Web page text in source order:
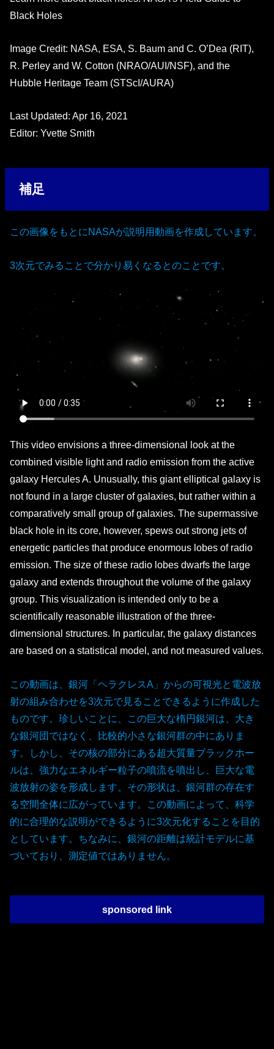
Black Holes
Image Credit: NASA, ESA, S. Baum and C. O’Dea (RIT),
R. Perley and W. Cotton (NRAO/AUI/NSF), and the
Hubble Heritage Team (STScI/AURA)
Last Updated: Apr 16, 2021
Editor: Yvette Smith
補足
この画像をもとにNASAが説明用動画を作成しています。
3次元でみることで分かり易くなるとのことです。
This video envisions a three-dimensional look at the
combined visible light and radio emission from the active
galaxy Hercules A. Unusually, this giant elliptical galaxy is
not found in a large cluster of galaxies, but rather within a
comparatively small group of galaxies. The supermassive
black hole in its core, however, spews out strong jets of
energetic particles that produce enormous lobes of radio
emission. The size of these radio lobes dwarfs the large
galaxy and extends throughout the volume of the galaxy
group. This visualization is intended only to be a
scientifically reasonable illustration of the three-
dimensional structures. In particular, the galaxy distances
are based on a statistical model, and not measured values.
この動画は、銀河「ヘラクレスA」からの可視光と電波放
射の組み合わせを3次元で見ることできるように作成した
ものです。珍しいことに、この巨大な楕円銀河は、大き
な銀河団ではなく、比較的小さな銀河群の中にありま
す。しかし、その核の部分にある超大質量ブラックホー
ルは、強力なエネルギー粒子の噴流を噴出し、巨大な電
波放射の姿を形成します。その形状は、銀河群の存在す
る空間全体に広がっています。この動画によって、科学
的に合理的な説明ができるように3次元化することを目的
としています。ちなみに、銀河の距離は統計モデルに基
づいており、測定値ではありません。
sponsored link